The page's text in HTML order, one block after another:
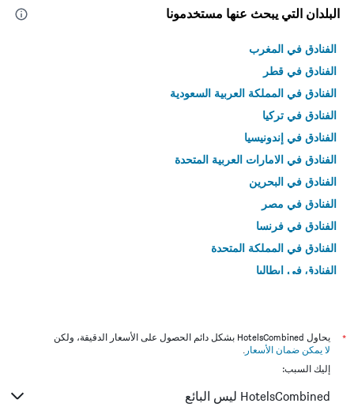
البلدان التي يبحث عنها مستخدمونا
الفنادق في المغرب
الفنادق في قطر
الفنادق في المملكة العربية السعودية
الفنادق في تركيا
الفنادق في إندونيسيا
الفنادق في الامارات العربية المتحدة
الفنادق في البحرين
الفنادق في مصر
الفنادق في فرنسا
الفنادق في المملكة المتحدة
الفنادق في إيطاليا
*
يحاول HotelsCombined بشكل دائم الحصول على الأسعار الدقيقة، ولكن
لا يمكن ضمان الأسعار .
إليك السبب:
HotelsCombined ليس البائع